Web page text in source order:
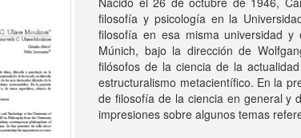
filosofía y psicología en la
filosofía en esa misma universidad
Múnich, bajo la dirección de
filósofos de la ciencia de la
estructuralismo metacientífico. En la
de filosofía de la ciencia en general y
impresiones sobre algunos temas